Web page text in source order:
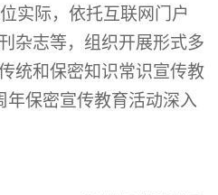
实际，依托互联网门户
杂志等，组织开展形式多
统和保密知识常识宣传教
年保密宣传教育活动深入